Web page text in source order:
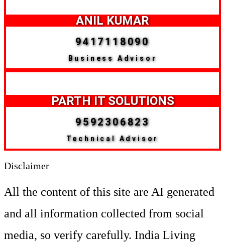
ANIL KUMAR
9417118090
Business Advisor
PARTH IT SOLUTIONS
9592306823
Technical Advisor
Disclaimer
All the content of this site are AI generated
and all information collected from social
media, so verify carefully. India Living